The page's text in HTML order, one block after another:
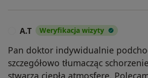
A.T Weryfikacja wizyty
Pan doktor indywidualnie
szczegółowo tłumacząc
stwarza ciepłą atmosferę.